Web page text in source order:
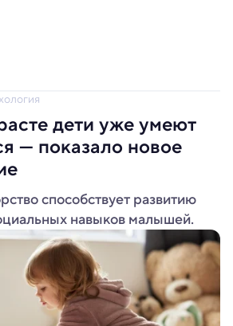
дети уже умеют
— показало новое
способствует развитию
навыков малышей.